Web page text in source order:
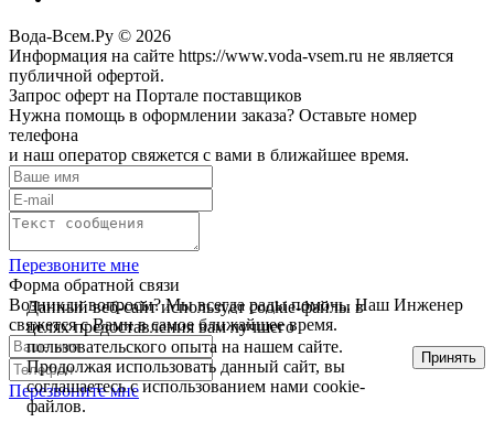
Вода-Всем.Ру © 2026
Информация на сайте https://www.voda-vsem.ru не является
публичной офертой.
Запрос оферт на Портале поставщиков
Нужна помощь в оформлении заказа? Оставьте номер
телефона
и наш оператор свяжется с вами в ближайшее время.
Перезвоните мне
Форма обратной связи
Возникли вопросы? Мы всегда рады помочь. Наш Инженер
свяжется с Вами в самое ближайшее время.
Перезвоните мне
Данный веб-сайт использует cookie-файлы в
целях предоставления вам лучшего
пользовательского опыта на нашем сайте.
Продолжая использовать данный сайт, вы
соглашаетесь с использованием нами cookie-
файлов.
Принять